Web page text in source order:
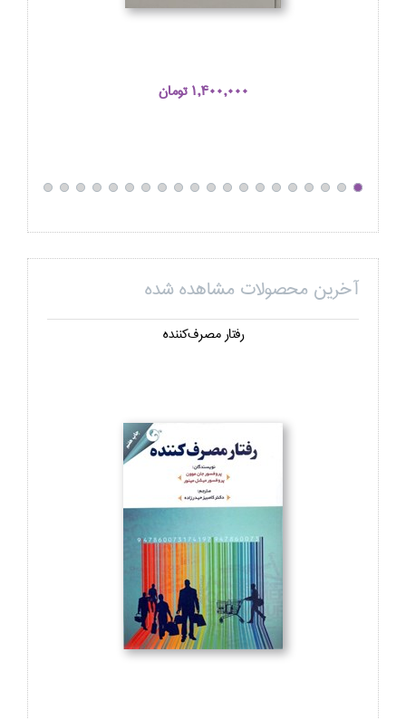
1,400,000 تومان
آخرین محصولات مشاهده شده
رفتار مصرف‌كننده